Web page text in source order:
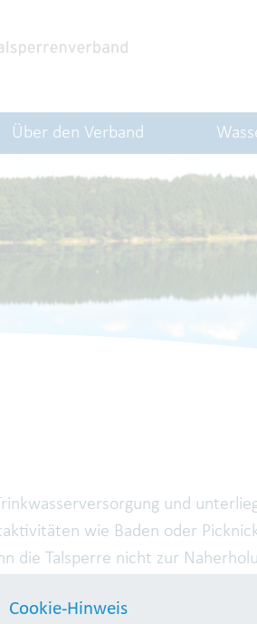
Über den Verband
und
wie Baden oder
die Talsperre nicht zur
und Angler, für die
Cookie-Hinweis